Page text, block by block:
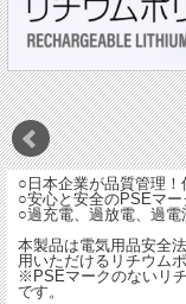
○日本企業が品質管理！
○安心と安全のPSEマ
○過充電、過放電、過電
本製品は電気用品安全
用いただけるリチウム
※PSEマークのないリ
です。